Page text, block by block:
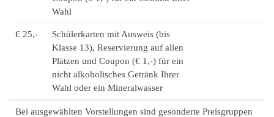
Wahl
€ 25,-
Schülerkarten mit Ausweis (bis
Klasse 13), Reservierung auf allen
Plätzen und Coupon (€ 1,-) für ein
nicht alkoholisches Getränk Ihrer
Wahl oder ein Mineralwasser
Bei ausgewählten Vorstellungen sind gesonderte Preisgruppen